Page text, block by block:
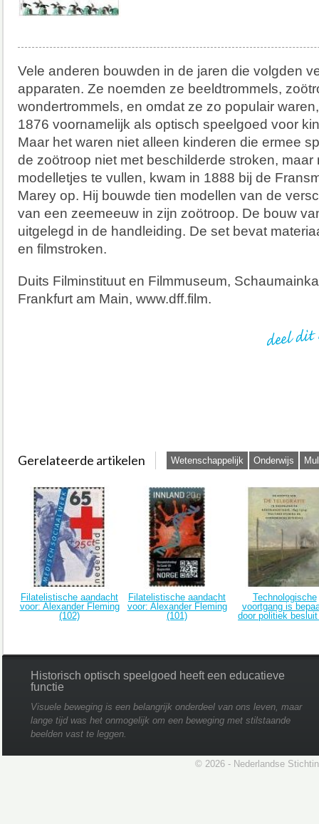
Vele anderen bouwden in de jaren die volgden
apparaten. Ze noemden ze beeldtrommels,
wondertrommels, en omdat ze zo populair
1876 voornamelijk als optisch speelgoed voor
Maar het waren niet alleen kinderen die ermee
de zoötroop niet met beschilderde stroken, maar
modelletjes te vullen, kwam in 1888 bij de
Marey op. Hij bouwde tien modellen van de
van een zeemeeuw in zijn zoötroop. De bouw
uitgelegd in de handleiding. De set bevat
en filmstroken.
Duits Filminstituut en Filmmuseum,
Frankfurt am Main, www.dff.film.
Gerelateerde artikelen Wetenschappelijk Onderwijs
Filatelistische aandacht
voor: Alexander Fleming
(102)
Filatelistische aandacht
voor: Alexander Fleming
(101)
Technologische
voortgang is
door politiek besluit
Historisch optisch speelgoed heeft een educatieve
functie
Visuele beweging is een belangrijk onderdeel van ons leven, maar
lange tijd was het onmogelijk om een beweging met stilstaande
beelden vast te leggen.
© 2026 - Nederlandse